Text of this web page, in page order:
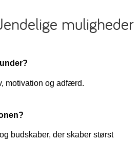
muligheder
motivation og adfærd.
budskaber, der skaber størst